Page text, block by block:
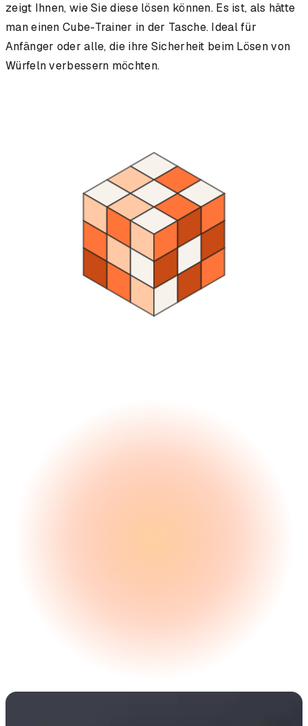
zeigt Ihnen, wie Sie diese lösen können. Es ist, als hätte
man einen Cube-Trainer in der Tasche. Ideal für
Anfänger oder alle, die ihre Sicherheit beim Lösen von
Würfeln verbessern möchten.